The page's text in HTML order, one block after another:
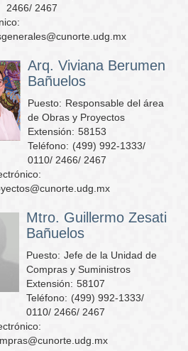
2466/ 2467
Arq. Viviana Berumen
Bañuelos
Puesto: Responsable del área
de Obras y Proyectos
Extensión: 58153
Teléfono: (499) 992-1333/
0110/ 2466/ 2467
Mtro. Guillermo Zesati
Bañuelos
Puesto: Jefe de la Unidad de
Compras y Suministros
Extensión: 58107
Teléfono: (499) 992-1333/
0110/ 2466/ 2467